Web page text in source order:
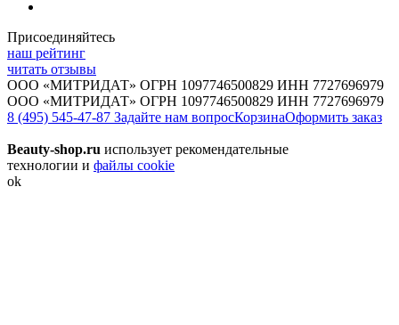
Присоединяйтесь
наш рейтинг
читать отзывы
ООО «МИТРИДАТ» ОГРН 1097746500829 ИНН 7727696979
ООО «МИТРИДАТ» ОГРН 1097746500829 ИНН 7727696979
8 (495) 545-47-87 Задайте нам вопросКорзинаОформить заказ
Beauty-shop.ru использует рекомендательные
технологии и файлы cookie
ok